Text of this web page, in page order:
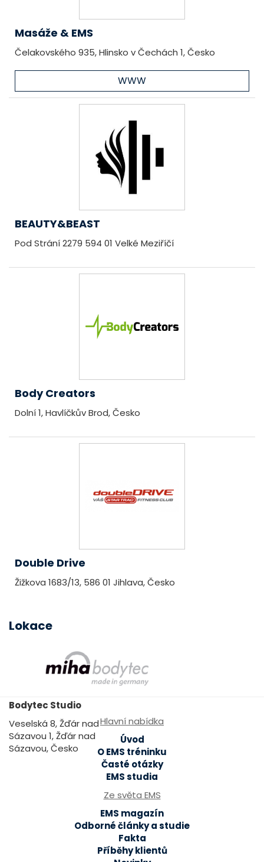
Masáže & EMS
Čelakovského 935, Hlinsko v Čechách 1, Česko
WWW
BEAUTY&BEAST
Pod Strání 2279 594 01 Velké Meziříčí
Body Creators
Dolní 1, Havlíčkův Brod, Česko
Double Drive
Žižkova 1683/13, 586 01 Jihlava, Česko
Lokace
Bodytec Studio
Veselská 8, Žďár nad
Sázavou 1, Žďár nad
Sázavou, Česko
Hlavní nabídka
Úvod
O EMS tréninku
Časté otázky
EMS studia
Ze světa EMS
EMS magazín
Odborné články a studie
Fakta
Příběhy klientů